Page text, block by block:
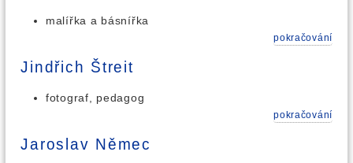
malířka a básnířka
pokračování
Jindřich Štreit
fotograf, pedagog
pokračování
Jaroslav Němec